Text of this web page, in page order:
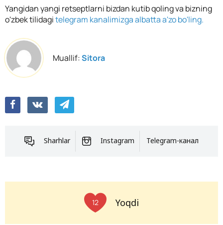
Yangidan yangi retseptlarni bizdan kutib qoling va bizning
o'zbek tilidagitelegram kanalimizga albatta a'zo bo'ling.
Muallif:Sitora
Sharhlar Instagram Telegram-канал
12 Yoqdi